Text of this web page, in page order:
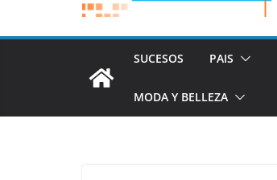
SUCESOS PAIS
MODA Y BELLEZA